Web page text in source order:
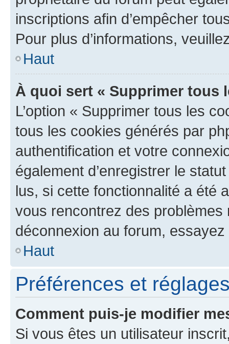
inscriptions afin d’empêcher
Pour plus d’informations,
Haut
À quoi sert « Supprimer tous
L’option « Supprimer tous les
tous les cookies générés par
authentification et votre
également d’enregistrer le
lus, si cette fonctionnalité a été
vous rencontrez des
déconnexion au forum,
Haut
Préférences et
Comment puis-je modifier
Si vous êtes un utilisateur